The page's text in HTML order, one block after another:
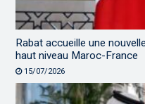
Rabat accueille une
haut niveau Maroc-France
15/07/2026